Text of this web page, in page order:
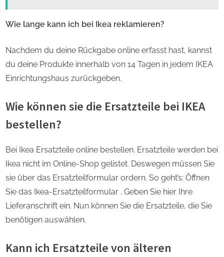
Wie lange kann ich bei Ikea reklamieren?
Nachdem du deine Rückgabe online erfasst hast, kannst
du deine Produkte innerhalb von 14 Tagen in jedem IKEA
Einrichtungshaus zurückgeben.
Wie können sie die Ersatzteile bei IKEA
bestellen?
Bei Ikea Ersatzteile online bestellen. Ersatzteile werden bei
Ikea nicht im Online-Shop gelistet. Deswegen müssen Sie
sie über das Ersatzteilformular ordern. So geht’s: Öffnen
Sie das Ikea-Ersatzteilformular . Geben Sie hier Ihre
Lieferanschrift ein. Nun können Sie die Ersatzteile, die Sie
benötigen auswählen.
Kann ich Ersatzteile von älteren